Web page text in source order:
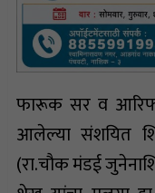
फारूक सर व आरिफ
आलेल्या संशयित
(रा.चौक मंडई